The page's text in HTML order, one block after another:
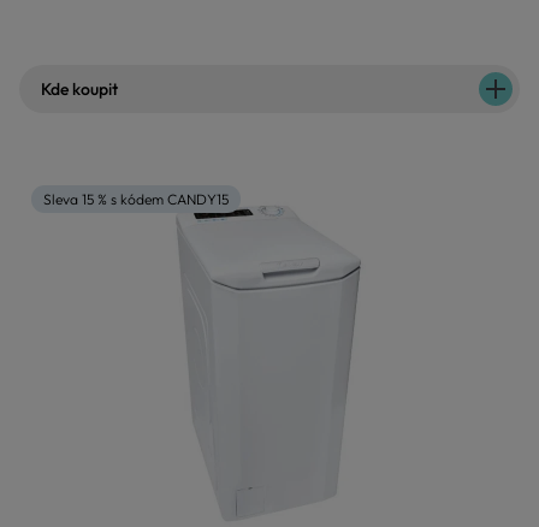
Kde koupit
Sleva 15 % s kódem CANDY15